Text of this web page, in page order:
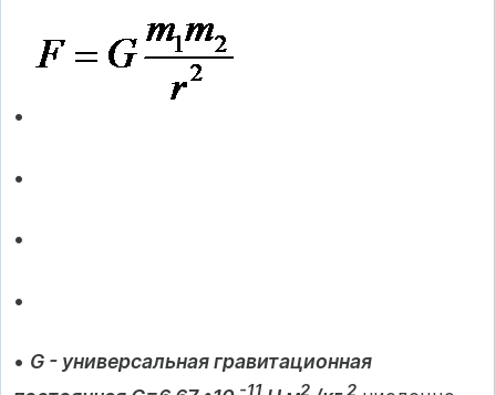
•
•
•
•
• G - универсальная гравитационная
-11 2 2